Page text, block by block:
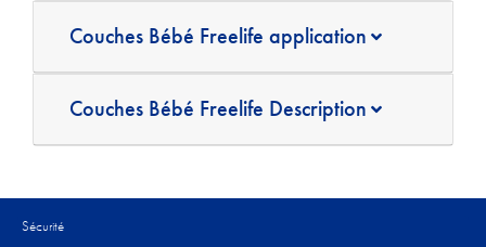
Couches Bébé Freelife application
Couches Bébé Freelife Description
Sécurité